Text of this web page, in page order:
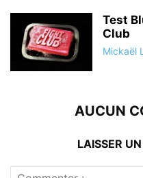
Test
Club
Mickaël
AUCUN
LAISSER